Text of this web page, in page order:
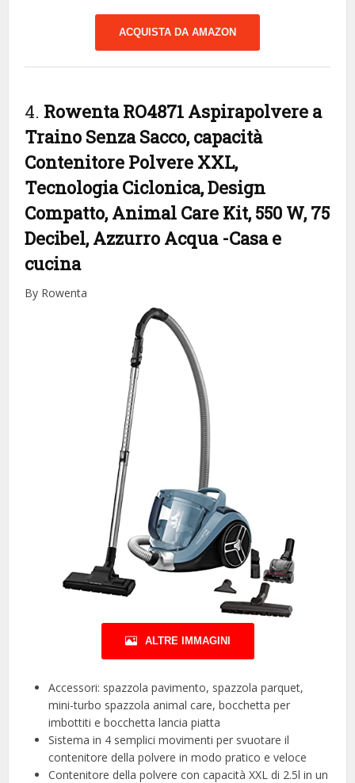
ACQUISTA DA AMAZON
4. Rowenta RO4871 Aspirapolvere a
Traino Senza Sacco, capacità
Contenitore Polvere XXL,
Tecnologia Ciclonica, Design
Compatto, Animal Care Kit, 550 W, 75
Decibel, Azzurro Acqua -Casa e
cucina
By Rowenta
ALTRE IMMAGINI
Accessori: spazzola pavimento, spazzola parquet,
mini-turbo spazzola animal care, bocchetta per
imbottiti e bocchetta lancia piatta
Sistema in 4 semplici movimenti per svuotare il
contenitore della polvere in modo pratico e veloce
Contenitore della polvere con capacità XXL di 2.5l in un